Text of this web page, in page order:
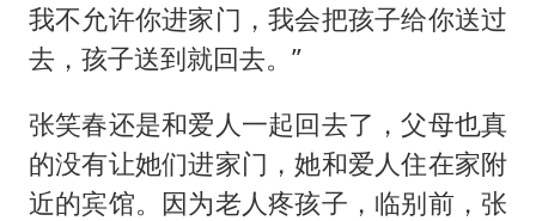
我不允许你进家门，我会把孩子给你送过
去，孩子送到就回去。”
张笑春还是和爱人一起回去了，父母也真
的没有让她们进家门，她和爱人住在家附
近的宾馆。因为老人疼孩子，临别前，张